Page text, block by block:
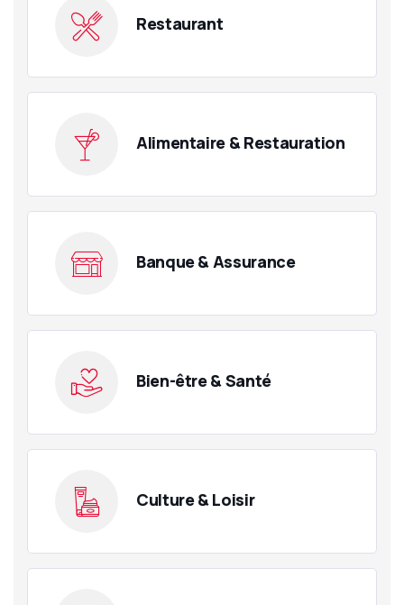
Restaurant
Alimentaire & Restauration
Banque & Assurance
Bien-être & Santé
Culture & Loisir